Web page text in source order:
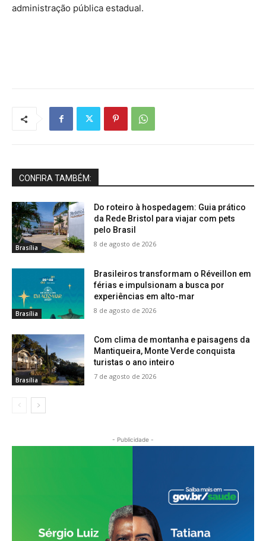
administração pública estadual.
CONFIRA TAMBÉM:
Brasília
Do roteiro à hospedagem: Guia prático
da Rede Bristol para viajar com pets
pelo Brasil
8 de agosto de 2026
Brasília
Brasileiros transformam o Réveillon em
férias e impulsionam a busca por
experiências em alto-mar
8 de agosto de 2026
Brasília
Com clima de montanha e paisagens da
Mantiqueira, Monte Verde conquista
turistas o ano inteiro
7 de agosto de 2026
- Publicidade -